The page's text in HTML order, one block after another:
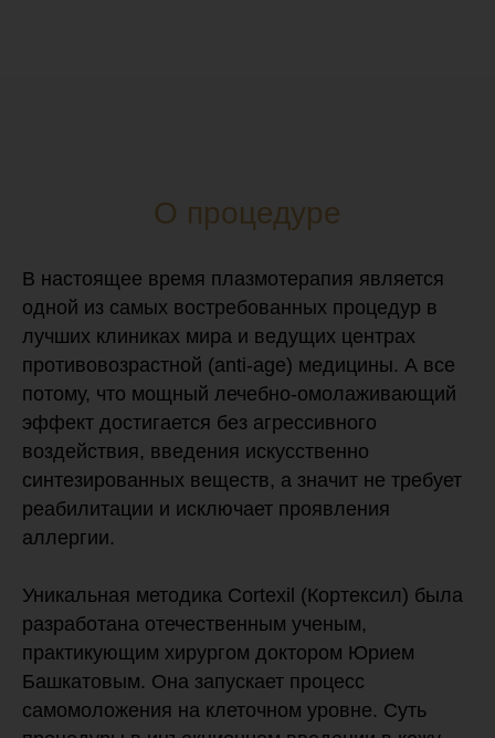
О процедуре
В настоящее время плазмотерапия является
одной из самых востребованных процедур в
лучших клиниках мира и ведущих центрах
противовозрастной (anti-age) медицины. А все
потому, что мощный лечебно-омолаживающий
эффект достигается без агрессивного
воздействия, введения искусственно
синтезированных веществ, а значит не требует
реабилитации и исключает проявления
аллергии.
Уникальная методика Cortexil (Кортексил) была
разработана отечественным ученым,
практикующим хирургом доктором Юрием
Башкатовым. Она запускает процесс
самомоложения на клеточном уровне. Суть